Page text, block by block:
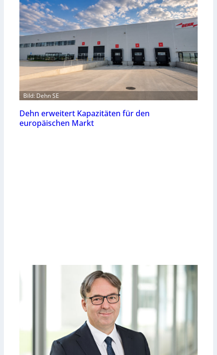
Bild: Dehn SE
Dehn erweitert Kapazitäten für den
europäischen Markt